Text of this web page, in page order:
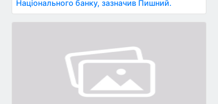
Національного банку, зазначив Пишний.